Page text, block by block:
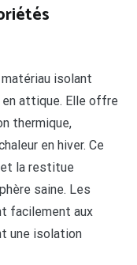
isolant
attique. Elle offre
thermique,
en hiver. Ce
et la restitue
saine. Les
facilement aux
une isolation